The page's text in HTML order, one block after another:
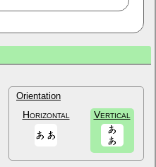
Orientation
Horizontal Vertical